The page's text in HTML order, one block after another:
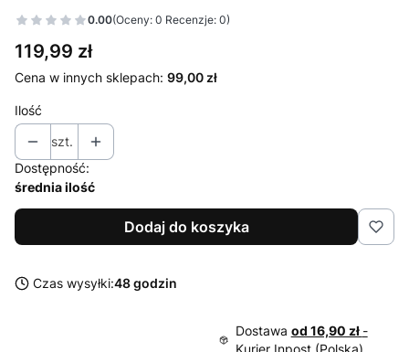
0.00(Oceny: 0 Recenzje: 0)
Cena
119,99 zł
Cena w innych sklepach: 99,00 zł
Ilość
szt.
Dostępność:
średnia ilość
Dodaj do koszyka
Czas wysyłki:48 godzin
Dostawa od 16,90 zł -
Kurier Inpost (Polska)